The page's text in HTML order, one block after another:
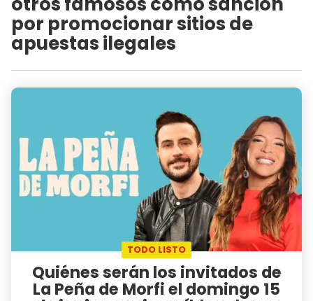
por promocionar sitios de
apuestas ilegales
TODO LISTO
Quiénes serán los invitados de
La Peña de Morfi el domingo 15